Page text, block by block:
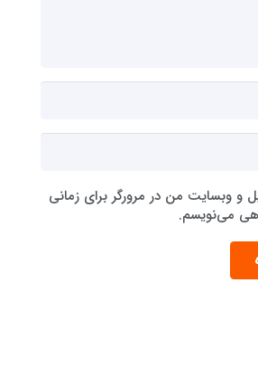
و وبسایت من در مرورگر برای زمانی
می‌نویسم.